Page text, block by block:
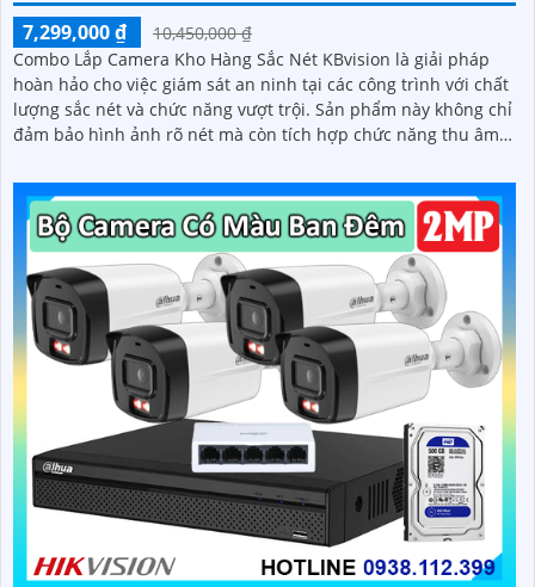
7,299,000 ₫
10,450,000 ₫
Combo Lắp Camera Kho Hàng Sắc Nét KBvision là giải pháp
hoàn hảo cho việc giám sát an ninh tại các công trình với chất
lượng sắc nét và chức năng vượt trội. Sản phẩm này không chỉ
đảm bảo hình ảnh rõ nét mà còn tích hợp chức năng thu âm
hơn